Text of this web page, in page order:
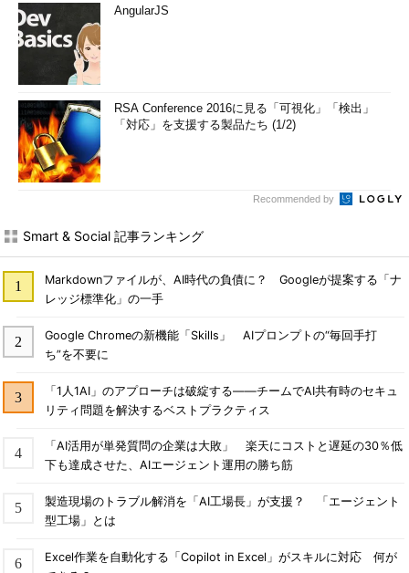
AngularJS
RSA Conference 2016に見る「可視化」「検出」
「対応」を支援する製品たち (1/2)
Recommended by
Smart & Social 記事ランキング
Markdownファイルが、AI時代の負債に？ Googleが提案する「ナ
レッジ標準化」の一手
Google Chromeの新機能「Skills」 AIプロンプトの“毎回手打
ち”を不要に
「1人1AI」のアプローチは破綻する――チームでAI共有時のセキュ
リティ問題を解決するベストプラクティス
「AI活用が単発質問の企業は大敗」 楽天にコストと遅延の30％低
下も達成させた、AIエージェント運用の勝ち筋
製造現場のトラブル解消を「AI工場長」が支援？ 「エージェント
型工場」とは
Excel作業を自動化する「Copilot in Excel」がスキルに対応 何が